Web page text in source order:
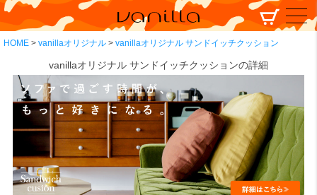
HOME vanillaオリジナル vanillaオリジナル サンドイッチクッション
vanillaオリジナル サンドイッチクッションの詳細